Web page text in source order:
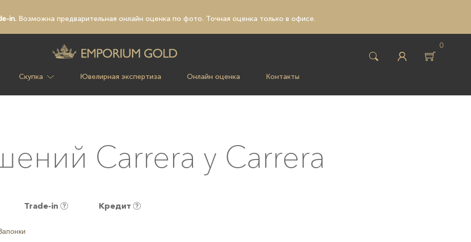
in.Возможна предварительная онлайн оценка по фото. Точная оценка только в офисе.
0
Скупка Ювелирная экспертиза Онлайн оценка Контакты
Carrera y Carrera
Trade-in Кредит